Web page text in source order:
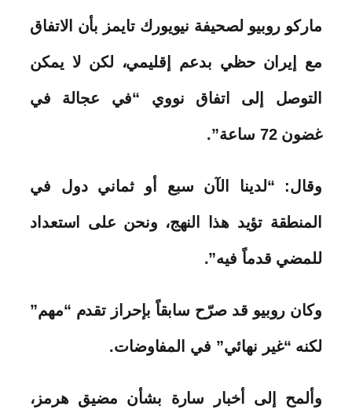
ماركو روبيو لصحيفة نيويورك تايمز بأن الاتفاق
مع إيران حظي بدعم إقليمي، لكن لا يمكن
التوصل إلى اتفاق نووي “في عجالة في
غضون 72 ساعة”.
وقال: “لدينا الآن سبع أو ثماني دول في
المنطقة تؤيد هذا النهج، ونحن على استعداد
للمضي قدماً فيه”.
وكان روبيو قد صرّح سابقاً بإحراز تقدم “مهم”
لكنه “غير نهائي” في المفاوضات.
وألمح إلى أخبار سارة بشأن مضيق هرمز،